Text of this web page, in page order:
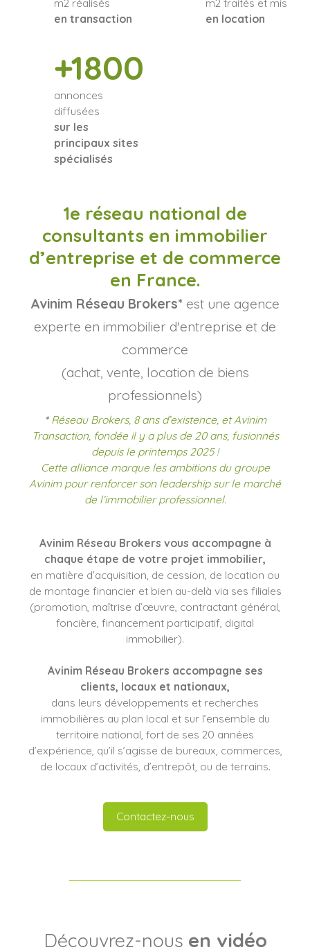
en transaction
en location
+1800
annonces
diffusées
sur les
principaux sites
spécialisés
1e réseau national de
consultants en immobilier
d’entreprise et de commerce
en France.
Avinim Réseau Brokers* est une agence
experte en immobilier d'entreprise et de
commerce
(achat, vente, location de biens
professionnels)
*Réseau Brokers, 8 ans d’existence, et Avinim
Transaction, fondée il y a plus de 20 ans, fusionnés
depuis le printemps 2025 !
Cette alliance marque les ambitions du groupe
Avinim pour renforcer son leadership sur le marché
de l’immobilier professionnel.
Avinim Réseau Brokers vous accompagne à
chaque étape de votre projet immobilier,
en matière d’acquisition, de cession, de location ou
de montage financier et bien au-delà via ses filiales
(promotion, maîtrise d’œuvre, contractant général,
foncière, financement participatif, digital
immobilier).
Avinim Réseau Brokers accompagne ses
clients, locaux et nationaux,
dans leurs développements et recherches
immobilières au plan local et sur l’ensemble du
territoire national, fort de ses 20 années
d’expérience, qu’il s’agisse de bureaux, commerces,
de locaux d’activités, d’entrepôt, ou de terrains.
Contactez-nous
Découvrez-nous en vidéo